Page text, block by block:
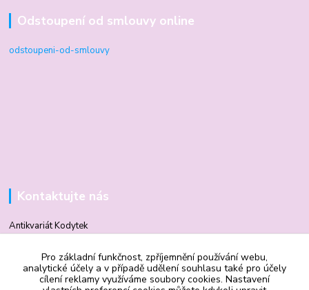
Odstoupení od smlouvy online
odstoupeni-od-smlouvy
Kontaktujte nás
Antikvariát Kodytek
Mgr. Vilma Kodytková
+420 602 506 510
Pro základní funkčnost, zpříjemnění používání webu,
analytické účely a v případě udělení souhlasu také pro účely
cílení reklamy využíváme soubory cookies. Nastavení